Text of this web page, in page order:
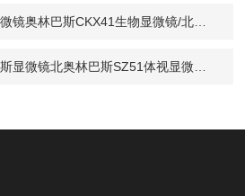
CKX41生物显微镜/北京C生物显微镜价格/奥林巴斯显微镜理
林巴斯SZ51体视显微镜/奥林京理/奥林巴斯SZ51显微镜现货低价